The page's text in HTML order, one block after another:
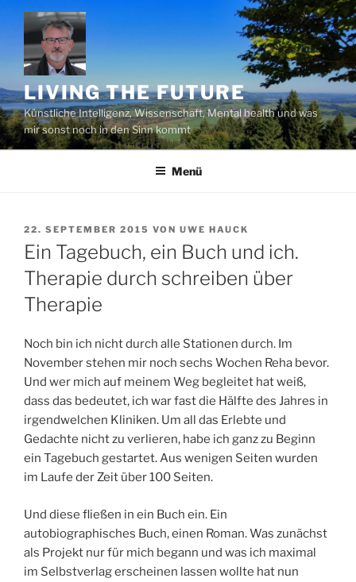
Zum
Inhalt
springen
LIVING THE FUTURE
Künstliche Intelligenz, Wissenschaft, Mental health und was
mir sonst noch in den Sinn kommt
Menü
VERÖFFENTLICHT
AM
22. SEPTEMBER 2015 VON UWE HAUCK
Ein Tagebuch, ein Buch und ich.
Therapie durch schreiben über
Therapie
Noch bin ich nicht durch alle Stationen durch. Im
November stehen mir noch sechs Wochen Reha bevor.
Und wer mich auf meinem Weg begleitet hat weiß,
dass das bedeutet, ich war fast die Hälfte des Jahres in
irgendwelchen Kliniken. Um all das Erlebte und
Gedachte nicht zu verlieren, habe ich ganz zu Beginn
ein Tagebuch gestartet. Aus wenigen Seiten wurden
im Laufe der Zeit über 100 Seiten.
Und diese fließen in ein Buch ein. Ein
autobiographisches Buch, einen Roman. Was zunächst
als Projekt nur für mich begann und was ich maximal
im Selbstverlag erscheinen lassen wollte hat nun